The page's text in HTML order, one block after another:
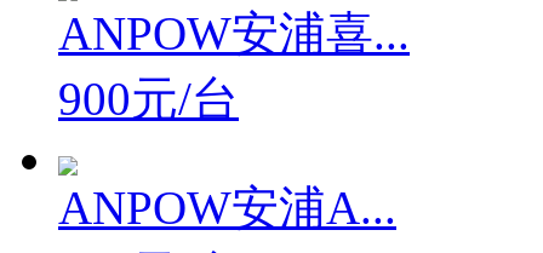
ANPOW安浦喜...
900元/台
ANPOW安浦A...